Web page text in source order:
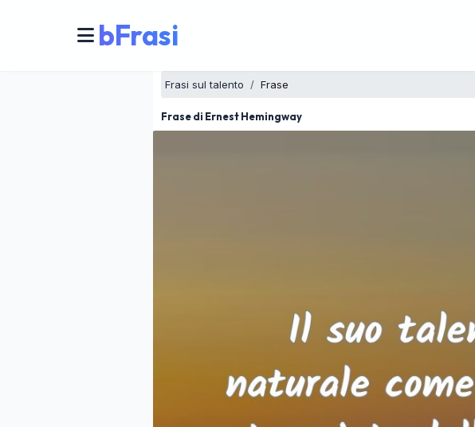
bFrasi
Frasi sul talento Frase
Frase di Ernest Hemingway